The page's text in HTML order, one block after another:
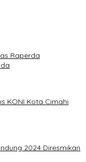
Raperda
KONI Kota Cimahi
2024 Diresmikan